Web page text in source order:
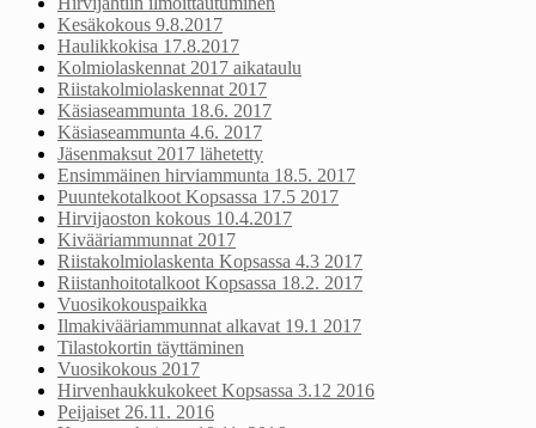
Kesäkokous 9.8.2017
Haulikkokisa 17.8.2017
Kolmiolaskennat 2017 aikataulu
Riistakolmiolaskennat 2017
Käsiaseammunta 18.6. 2017
Käsiaseammunta 4.6. 2017
Jäsenmaksut 2017 lähetetty
Ensimmäinen hirviammunta 18.5. 2017
Puuntekotalkoot Kopsassa 17.5 2017
Hirvijaoston kokous 10.4.2017
Kivääriammunnat 2017
Riistakolmiolaskenta Kopsassa 4.3 2017
Riistanhoitotalkoot Kopsassa 18.2. 2017
Vuosikokouspaikka
Ilmakivääriammunnat alkavat 19.1 2017
Tilastokortin täyttäminen
Vuosikokous 2017
Hirvenhaukkukokeet Kopsassa 3.12 2016
Peijaiset 26.11. 2016